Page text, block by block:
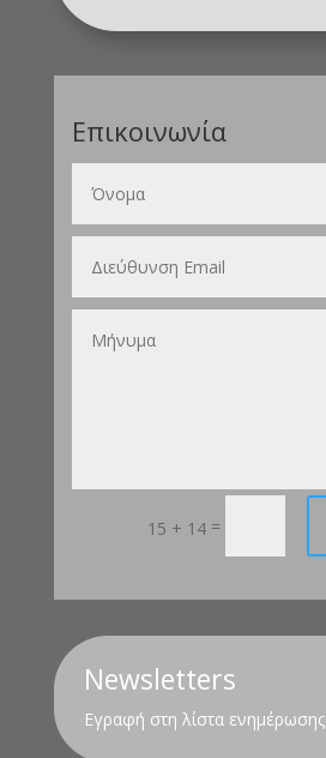
Επικοινωνία
15 + 14 =
Newsletters
Εγραφή στη λίστα ενημέρωσης